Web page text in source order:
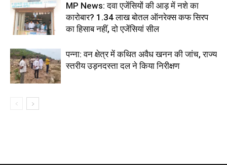
MP News: दवा एजेंसियों की आड़ में नशे का
कारोबार? 1.34 लाख बोतल ऑनरेक्स कफ सिरप
का हिसाब नहीं, दो एजेंसियां सील
पन्ना: वन क्षेत्र में कथित अवैध खनन की जांच, राज्य
स्तरीय उड़नदस्ता दल ने किया निरीक्षण